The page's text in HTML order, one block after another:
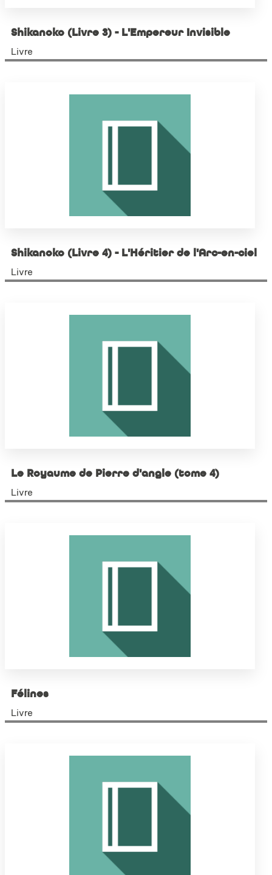
Shikanoko (Livre 3) - L'Empereur Invisible
Livre
Shikanoko (Livre 4) - L'Héritier de l'Arc-en-ciel
Livre
Le Royaume de Pierre d'angle (tome 4)
Livre
Félines
Livre